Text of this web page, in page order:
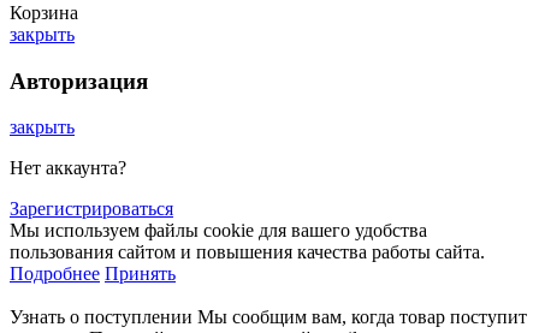
Корзина
закрыть
Авторизация
закрыть
Нет аккаунта?
Зарегистрироваться
Мы используем файлы cookie для вашего удобства
пользования сайтом и повышения качества работы сайта.
Подробнее Принять
Узнать о поступлении Мы сообщим вам, когда товар поступит